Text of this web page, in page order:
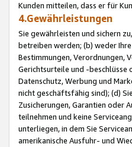
Kunden mitteilen, dass er für
4.Gewährleistungen
Sie gewährleisten und sichern
betreiben werden; (b) weder
Bestimmungen, Verordnungen,
Gerichtsurteile und -beschlüsse
Datenschutz, Werbung und
nicht geschäftsfähig sind); (d)
Zusicherungen, Garantien oder
teilnehmen und keine
unterliegen, in dem Sie
amerikanische Ausfuhr- und